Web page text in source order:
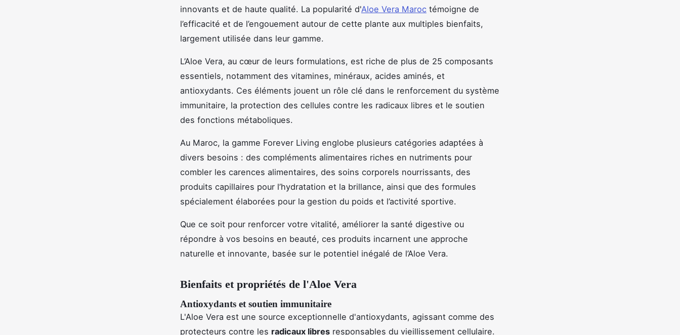
innovants et de haute qualité. La popularité d'Aloe Vera Maroc témoigne de
l’efficacité et de l’engouement autour de cette plante aux multiples bienfaits,
largement utilisée dans leur gamme.
L’Aloe Vera, au cœur de leurs formulations, est riche de plus de 25 composants
essentiels, notamment des vitamines, minéraux, acides aminés, et
antioxydants. Ces éléments jouent un rôle clé dans le renforcement du système
immunitaire, la protection des cellules contre les radicaux libres et le soutien
des fonctions métaboliques.
Au Maroc, la gamme Forever Living englobe plusieurs catégories adaptées à
divers besoins : des compléments alimentaires riches en nutriments pour
combler les carences alimentaires, des soins corporels nourrissants, des
produits capillaires pour l’hydratation et la brillance, ainsi que des formules
spécialement élaborées pour la gestion du poids et l’activité sportive.
Que ce soit pour renforcer votre vitalité, améliorer la santé digestive ou
répondre à vos besoins en beauté, ces produits incarnent une approche
naturelle et innovante, basée sur le potentiel inégalé de l’Aloe Vera.
Bienfaits et propriétés de l'Aloe Vera
Antioxydants et soutien immunitaire
L'Aloe Vera est une source exceptionnelle d'antioxydants, agissant comme des
protecteurs contre les radicaux libres responsables du vieillissement cellulaire.